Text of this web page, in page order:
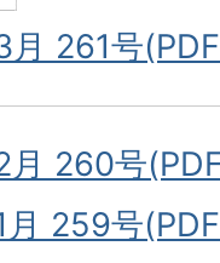
261号
260号
259号